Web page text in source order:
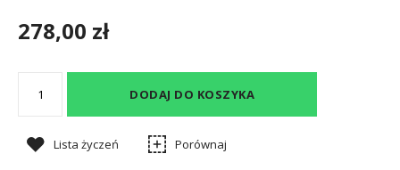
278,00 zł
DODAJ DO KOSZYKA
Lista życzeń Porównaj